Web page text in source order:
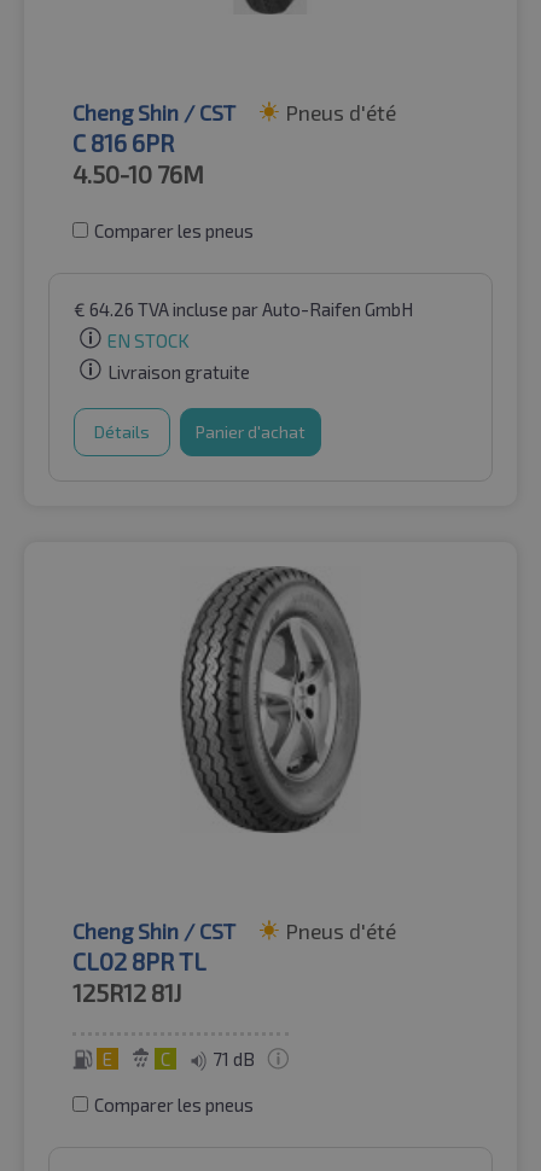
Cheng Shin / CST Pneus d'été
C 816 6PR
4.50-10 76M
Comparer les pneus
€ 64.26 TVA incluse par Auto-Raifen GmbH
EN STOCK
Livraison gratuite
Détails Panier d'achat
Cheng Shin / CST Pneus d'été
CL02 8PR TL
125R12 81J
E C 71 dB
Comparer les pneus